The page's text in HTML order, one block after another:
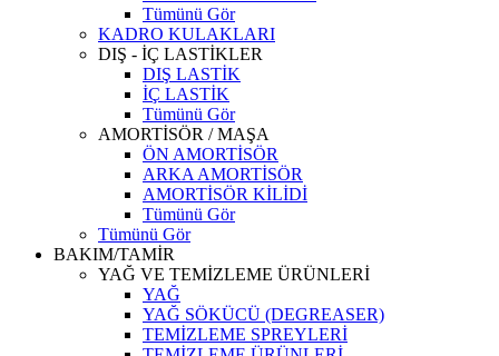
Tümünü Gör
KADRO KULAKLARI
DIŞ - İÇ LASTİKLER
DIŞ LASTİK
İÇ LASTİK
Tümünü Gör
AMORTİSÖR / MAŞA
ÖN AMORTİSÖR
ARKA AMORTİSÖR
AMORTİSÖR KİLİDİ
Tümünü Gör
Tümünü Gör
BAKIM/TAMİR
YAĞ VE TEMİZLEME ÜRÜNLERİ
YAĞ
YAĞ SÖKÜCÜ (DEGREASER)
TEMİZLEME SPREYLERİ